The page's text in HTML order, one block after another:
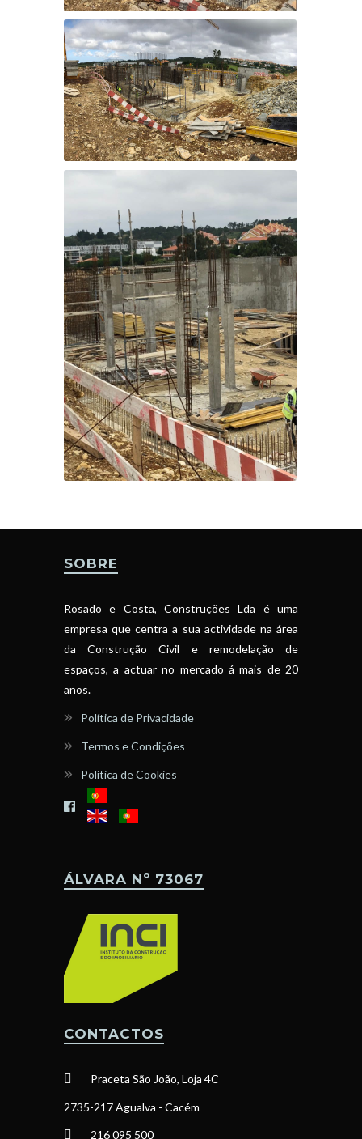
SOBRE
Rosado e Costa, Construções Lda é uma
empresa que centra a sua actividade na área
da Construção Civil e remodelação de
espaços, a actuar no mercado á mais de 20
anos.
Política de Privacidade
Termos e Condições
Política de Cookies
ÁLVARA Nº 73067
CONTACTOS
Praceta São João, Loja 4C
2735-217 Agualva - Cacém
216 095 500